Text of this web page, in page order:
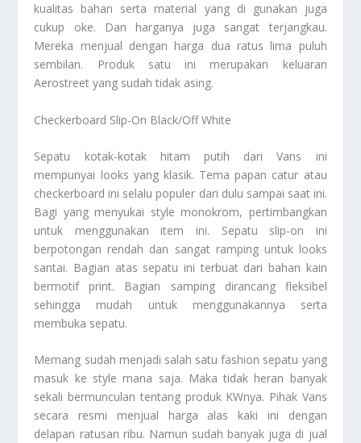
kualitas bahan serta material yang di gunakan juga
cukup oke. Dan harganya juga sangat terjangkau.
Mereka menjual dengan harga dua ratus lima puluh
sembilan. Produk satu ini merupakan keluaran
Aerostreet yang sudah tidak asing.
Checkerboard Slip-On Black/Off White
Sepatu kotak-kotak hitam putih dari Vans ini
mempunyai looks yang klasik. Tema papan catur atau
checkerboard ini selalu populer dari dulu sampai saat ini.
Bagi yang menyukai style monokrom, pertimbangkan
untuk menggunakan item ini. Sepatu slip-on ini
berpotongan rendah dan sangat ramping untuk looks
santai. Bagian atas sepatu ini terbuat dari bahan kain
bermotif print. Bagian samping dirancang fleksibel
sehingga mudah untuk menggunakannya serta
membuka sepatu.
Memang sudah menjadi salah satu fashion sepatu yang
masuk ke style mana saja. Maka tidak heran banyak
sekali bermunculan tentang produk KWnya. Pihak Vans
secara resmi menjual harga alas kaki ini dengan
delapan ratusan ribu. Namun sudah banyak juga di jual